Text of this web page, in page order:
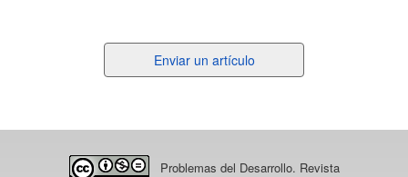
un
Enviar un artículo
Problemas del Desarrollo. Revista